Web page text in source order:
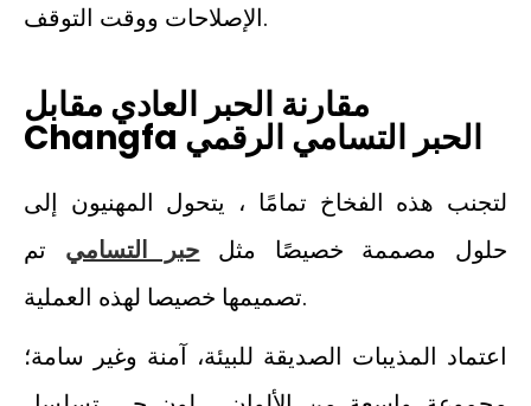
الإصلاحات ووقت التوقف.
مقارنة الحبر العادي مقابل
Changfa الحبر التسامي الرقمي
لتجنب هذه الفخاخ تمامًا ، يتحول المهنيون إلى
حلول مصممة خصيصًا مثل حبر التسامي تم
تصميمها خصيصا لهذه العملية.
اعتماد المذيبات الصديقة للبيئة، آمنة وغير سامة؛